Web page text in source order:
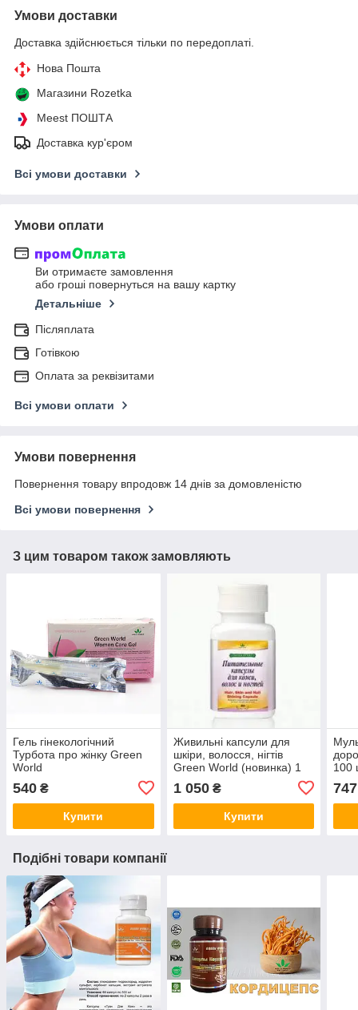
Умови доставки
Доставка здійснюється тільки по передоплаті.
Нова Пошта
Магазини Rozetka
Meest ПОШТА
Доставка кур'єром
Всі умови доставки
Умови оплати
Ви отримаєте замовлення
або гроші повернуться на вашу картку
Детальніше
Післяплата
Готівкою
Оплата за реквізитами
Всі умови оплати
Умови повернення
Повернення товару впродовж 14 днів за домовленістю
Всі умови повернення
З цим товаром також замовляють
Гель гінекологічний
Турбота про жінку Green
World
540 ₴
Купити
Живильні капсули для
шкіри, волосся, нігтів
Green World (новинка) 1
1 050₴
Купити
100
747
Подібні товари компанії